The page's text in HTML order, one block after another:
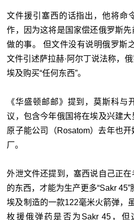
文件援引塞西的话指出，他将命
作，因为这将是国家偿还俄罗斯
做的事。 但文件没有说明俄罗斯
文件引述萨拉赫·阿尔丁说法称，
埃及购买“任何东西”。
《华盛顿邮邮》提到，莫斯科与
议，包含今年俄国将在埃及兴建
原子能公司（Rosatom）去年也
厂。
外泄文件还提到，塞西说自己正
的东西，才能为生产更多“Sakr
埃及制造的一款122毫米火箭弹，
枚援俄弹药是否为Sakr 45，